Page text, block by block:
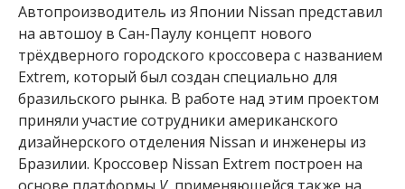
Автопроизводитель из Японии Nissan представил
на автошоу в Сан-Паулу концепт нового
трёхдверного городского кроссовера с названием
Extrem, который был создан специально для
бразильского рынка. В работе над этим проектом
приняли участие сотрудники американского
дизайнерского отделения Nissan и инженеры из
Бразилии. Кроссовер Nissan Extrem построен на
основе платформы V, применяющейся также на